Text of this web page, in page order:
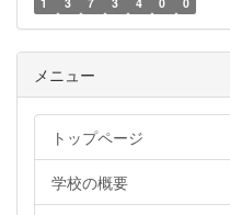
メニュー
トップページ
学校の概要